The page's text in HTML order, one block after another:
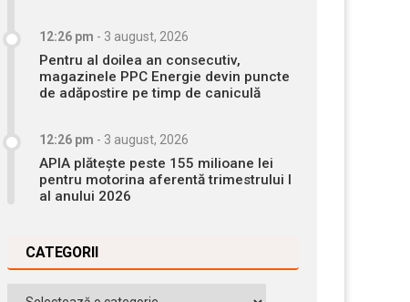
12:26 pm - 3 august, 2026
Pentru al doilea an consecutiv,
magazinele PPC Energie devin puncte
de adăpostire pe timp de caniculă
12:26 pm - 3 august, 2026
APIA plătește peste 155 milioane lei
pentru motorina aferentă trimestrului I
al anului 2026
CATEGORII
Categorii